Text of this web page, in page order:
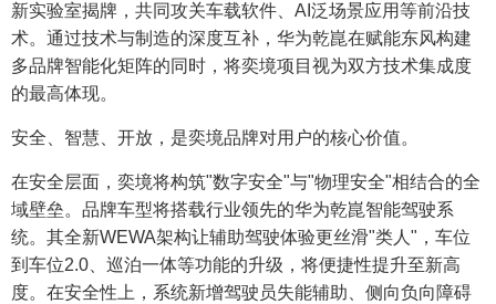
新实验室揭牌，共同攻关车载软件、AI泛场景应用等前沿技
术。通过技术与制造的深度互补，华为乾崑在赋能东风构建
多品牌智能化矩阵的同时，将奕境项目视为双方技术集成度
的最高体现。
安全、智慧、开放，是奕境品牌对用户的核心价值。
在安全层面，奕境将构筑"数字安全"与"物理安全"相结合的全
域壁垒。品牌车型将搭载行业领先的华为乾崑智能驾驶系
统。其全新WEWA架构让辅助驾驶体验更丝滑"类人"，车位
到车位2.0、巡泊一体等功能的升级，将便捷性提升至新高
度。在安全性上，系统新增驾驶员失能辅助、侧向负向障碍